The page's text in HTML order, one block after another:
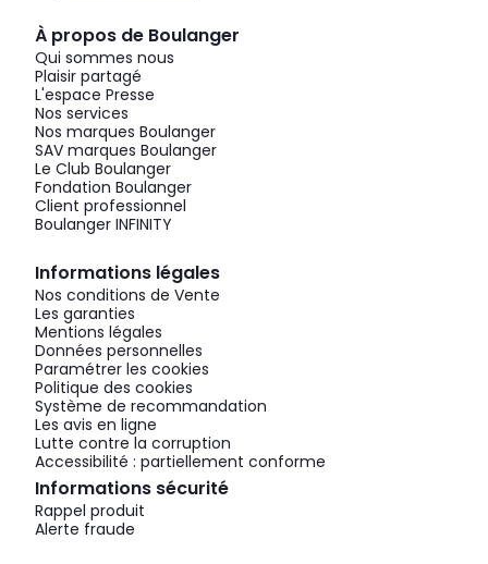
À propos de Boulanger
Qui sommes nous
Plaisir partagé
L'espace Presse
Nos services
Nos marques Boulanger
SAV marques Boulanger
Le Club Boulanger
Fondation Boulanger
Client professionnel
Boulanger INFINITY
Informations légales
Nos conditions de Vente
Les garanties
Mentions légales
Données personnelles
Paramétrer les cookies
Politique des cookies
Système de recommandation
Les avis en ligne
Lutte contre la corruption
Accessibilité : partiellement conforme
Informations sécurité
Rappel produit
Alerte fraude